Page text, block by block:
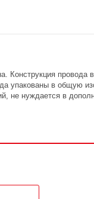
Конструкция
упакованы в общую
не нуждается в